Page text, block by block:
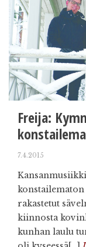
Freija:
7.4.2015
konstailematon
rakastetut
kiinnosta
kunhan laulu